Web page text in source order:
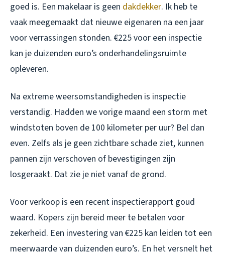
goed is. Een makelaar is geen dakdekker. Ik heb te
vaak meegemaakt dat nieuwe eigenaren na een jaar
voor verrassingen stonden. €225 voor een inspectie
kan je duizenden euro’s onderhandelingsruimte
opleveren.
Na extreme weersomstandigheden is inspectie
verstandig. Hadden we vorige maand een storm met
windstoten boven de 100 kilometer per uur? Bel dan
even. Zelfs als je geen zichtbare schade ziet, kunnen
pannen zijn verschoven of bevestigingen zijn
losgeraakt. Dat zie je niet vanaf de grond.
Voor verkoop is een recent inspectierapport goud
waard. Kopers zijn bereid meer te betalen voor
zekerheid. Een investering van €225 kan leiden tot een
meerwaarde van duizenden euro’s. En het versnelt het